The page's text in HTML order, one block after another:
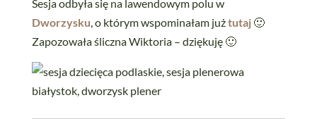
Sesja odbyła się na lawendowym polu w
Dworzysku, o którym wspominałam jużtutaj🙂
Zapozowała śliczna Wiktoria – dziękuję 🙂